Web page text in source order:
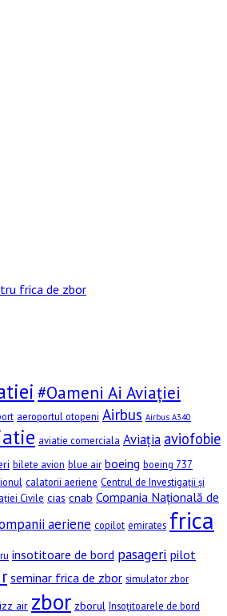
frica de zbor
#Oameni Ai Aviației
aeroportul otopeni Airbus Airbus A340
aviatie comerciala Aviația aviofobie
bilete avion blue air boeing boeing 737
calatorii aeriene Centrul de Investigații și
Civile cias cnab Compania Națională de
aeriene copilot emirates frica
insotitoare de bord pasageri pilot
seminar frica de zbor simulator zbor
air zbor zborul însoțitoarele de bord